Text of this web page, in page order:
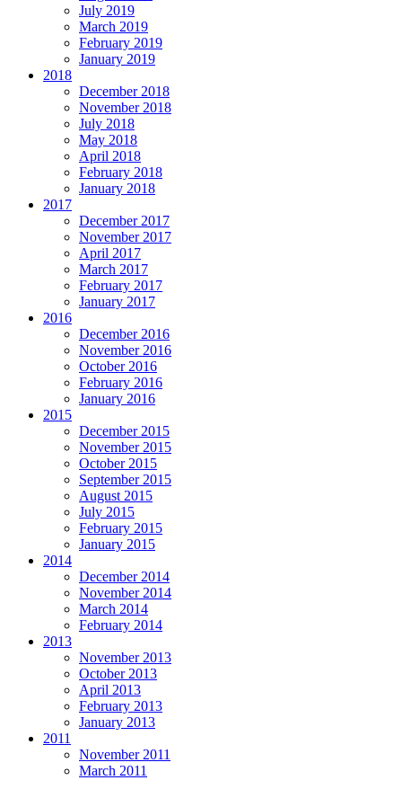
July 2019
March 2019
February 2019
January 2019
2018
December 2018
November 2018
July 2018
May 2018
April 2018
February 2018
January 2018
2017
December 2017
November 2017
April 2017
March 2017
February 2017
January 2017
2016
December 2016
November 2016
October 2016
February 2016
January 2016
2015
December 2015
November 2015
October 2015
September 2015
August 2015
July 2015
February 2015
January 2015
2014
December 2014
November 2014
March 2014
February 2014
2013
November 2013
October 2013
April 2013
February 2013
January 2013
2011
November 2011
March 2011